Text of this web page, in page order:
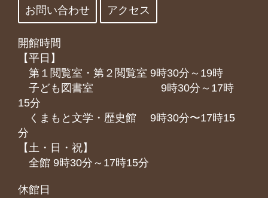
お問い合わせ アクセス
開館時間
【平日】
第１閲覧室・第２閲覧室 9時30分～19時
子ども図書室 9時30分～17時
15分
くまもと⽂学・歴史館 9時30分〜17時15
分
【土・日・祝】
全館 9時30分～17時15分
休館日